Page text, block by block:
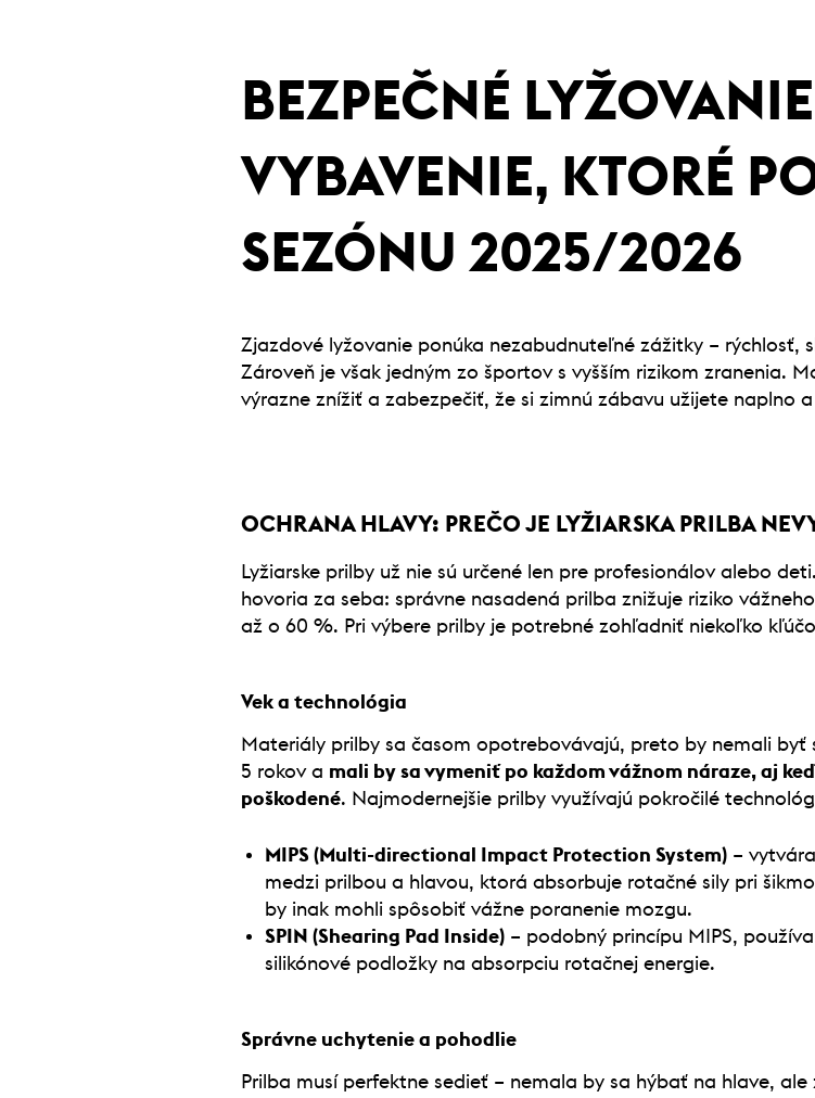
BEZPEČNÉ
VYBAVENIE, KTORÉ
SEZÓNU 2025/2026
Zjazdové lyžovanie ponúka nezabudnuteľné zážitky – rýchlosť,
Zároveň je však jedným zo športov s vyšším rizikom zranenia.
výrazne znížiť a zabezpečiť, že si zimnú zábavu užijete naplno
OCHRANA HLAVY: PREČO JE LYŽIARSKA PRILBA
Lyžiarske prilby už nie sú určené len pre profesionálov alebo
hovoria za seba: správne nasadená prilba znižuje riziko
až o 60 %. Pri výbere prilby je potrebné zohľadniť niekoľko
Vek a technológia
Materiály prilby sa časom opotrebovávajú, preto by nemali byť
5 rokov a mali by sa vymeniť po každom vážnom náraze, aj
poškodené. Najmodernejšie prilby využívajú pokročilé
MIPS (Multi-directional Impact Protection System)–
medzi prilbou a hlavou, ktorá absorbuje rotačné sily pri
by inak mohli spôsobiť vážne poranenie mozgu.
SPIN (Shearing Pad Inside)– podobný princípu MIPS,
silikónové podložky na absorpciu rotačnej energie.
Správne uchytenie a pohodlie
Prilba musí perfektne sedieť – nemala by sa hýbať na hlave, ale